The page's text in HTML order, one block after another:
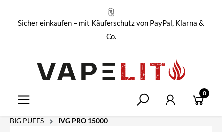
Sicher einkaufen – mit Käuferschutz von PayPal, Klarna &
Co.
0
BIG PUFFS IVG PRO 15000